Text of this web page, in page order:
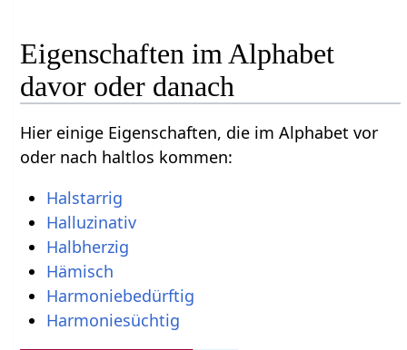
Eigenschaften im Alphabet
davor oder danach
Hier einige Eigenschaften, die im Alphabet vor
oder nach haltlos kommen:
Halstarrig
Halluzinativ
Halbherzig
Hämisch
Harmoniebedürftig
Harmoniesüchtig